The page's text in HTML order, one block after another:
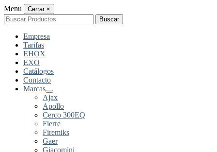
Menu Cerrar ×
Buscar
por:
Buscar
Empresa
Tarifas
EHOX
EXO
Catálogos
Contacto
Marcas
Ajax
Apollo
Cerco 300EQ
Fierre
Firemiks
Gaer
Giacomini